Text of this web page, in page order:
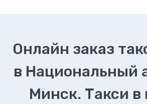
Онлайн заказ
в Национальный
Минск. Такси в